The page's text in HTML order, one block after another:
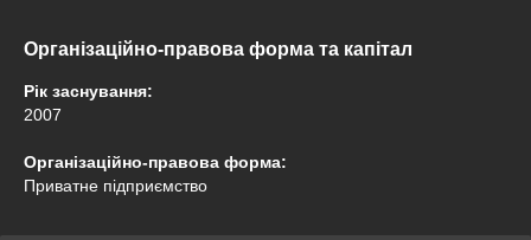
Організаційно-правова форма та капітал
Рік заснування:
2007
Організаційно-правова форма:
Приватне підприємство